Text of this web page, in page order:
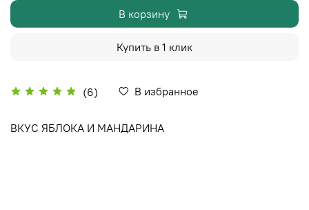
(6) В избранное
В корзину
Купить в 1 клик
ВКУС ЯБЛОКА И МАНДАРИНА